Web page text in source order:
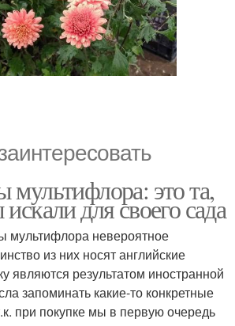
мультифлора: это та,
для своего сада
мультифлора невероятное
из них носят английские
являются результатом иностранной
запоминать какие-то конкретные
при покупке мы в первую очередь